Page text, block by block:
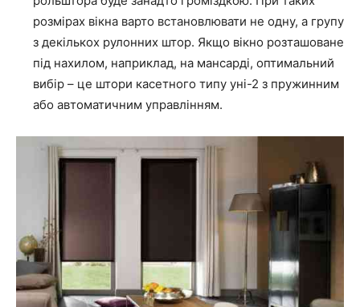
розмірах вікна варто встановлювати не одну, а групу
з декількох рулонних штор. Якщо вікно розташоване
під нахилом, наприклад, на мансарді, оптимальний
вибір – це штори касетного типу уні-2 з пружинним
або автоматичним управлінням.